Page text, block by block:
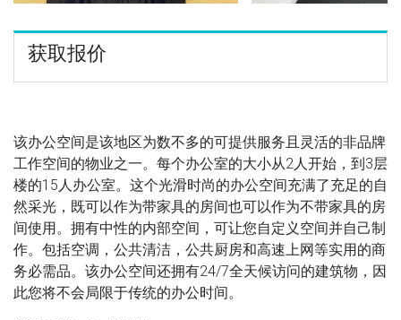
获取报价
该办公空间是该地区为数不多的可提供服务且灵活的非品牌
工作空间的物业之一。每个办公室的大小从2人开始，到3层
楼的15人办公室。这个光滑时尚的办公空间充满了充足的自
然采光，既可以作为带家具的房间也可以作为不带家具的房
间使用。拥有中性的内部空间，可让您自定义空间并自己制
作。包括空调，公共清洁，公共厨房和高速上网等实用的商
务必需品。该办公空间还拥有24/7全天候访问的建筑物，因
此您将不会局限于传统的办公时间。